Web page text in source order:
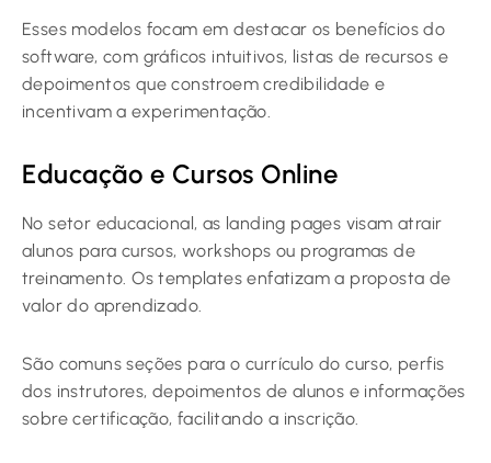
Esses modelos focam em destacar os benefícios do
software, com gráficos intuitivos, listas de recursos e
depoimentos que constroem credibilidade e
incentivam a experimentação.
Educação e Cursos Online
No setor educacional, as landing pages visam atrair
alunos para cursos, workshops ou programas de
treinamento. Os templates enfatizam a proposta de
valor do aprendizado.
São comuns seções para o currículo do curso, perfis
dos instrutores, depoimentos de alunos e informações
sobre certificação, facilitando a inscrição.